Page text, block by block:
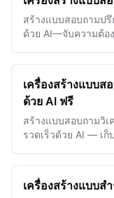
สร้างแบบสอบถามป
ด้วย AI—จับความต้อ
เครื่องสร้างแบบ
ด้วย AI ฟรี
สร้างแบบสอบถามวิ
รวดเร็วด้วย AI — เ
เครื่องสร้างแบบส